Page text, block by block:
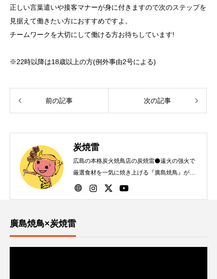
正しい言葉遣いや接客マナーが身に付きますので次のステップを
見据えて働きたい方におすすめですよ。
チームワークを大切にして働ける方お待ちしています!
※22時以降は18歳以上の方(例外事由2号による)
前の記事 次の記事
炭焼雷
広島の本格炭火焼鳥店の炭焼雷⚫️遠火の強火で
厳選食材を一気に焼き上げる『廣島焼鳥』が自
慢です！
廣島焼鳥×炭焼雷